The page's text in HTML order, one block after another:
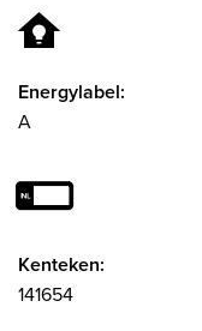
Energylabel:
A
Kenteken:
141654